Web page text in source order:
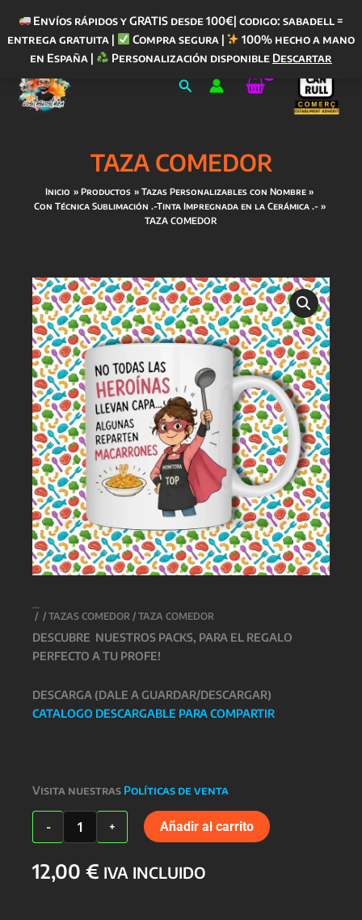
Envíos rápidos y GRATIS desde 100€| codigo: sabadell =
entrega gratuita |
Compra segura |
100% hecho a mano
en España |
Personalización disponible Descartar
contenido
Buscar
TAZA COMEDOR
Inicio Productos
Tazas Personalizables con Nombre
Con Técnica Sublimación .-Tinta Impregnada en la Cerámica .-
TAZA COMEDOR
/ / TAZAS COMEDOR / TAZA COMEDOR
DESCUBRE NUESTROS PACKS, PARA EL REGALO
PERFECTO A TU PROFE!
DESCARGA (DALE A GUARDAR/DESCARGAR)
CATALOGO DESCARGABLE PARA COMPARTIR
Visita nuestras Políticas de venta
-
TAZA
COMEDOR
+ Añadir al carrito
12,00 € IVA INCLUIDO